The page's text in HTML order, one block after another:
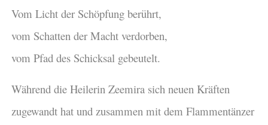
Vom Licht der Schöpfung berührt,
vom Schatten der Macht verdorben,
vom Pfad des Schicksal gebeutelt.
Während die Heilerin Zeemira sich neuen Kräften
zugewandt hat und zusammen mit dem Flammentänzer